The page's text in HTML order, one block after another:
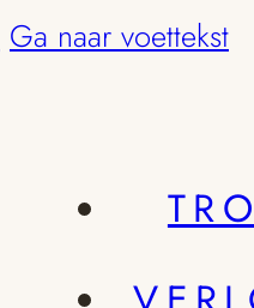
Ga naar voettekst